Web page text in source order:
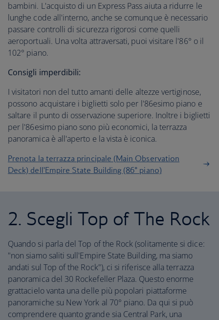
bambini. L'acquisto di un Express Pass aiuta a ridurre le
lunghe code all'interno, anche se comunque è necessario
passare controlli di sicurezza rigorosi come quelli
aeroportuali. Una volta attraversati, puoi visitare l'86° o il
102° piano.
Consigli imperdibili:
I visitatori non del tutto amanti delle altezze vertiginose,
possono acquistare i biglietti solo per l'86esimo piano e
saltare il punto di osservazione superiore. Inoltre i biglietti
per l'86esimo piano sono più economici, la terrazza
panoramica è all'aperto e la vista è iconica.
Prenota la terrazza principale (Main Observation
Deck) dell'Empire State Building (86° piano)
2. Scegli Top of The Rock
Quando si parla del Top of the Rock (solitamente si dice:
"non siamo saliti sull'Empire State Building, ma siamo
andati sul Top of the Rock"), ci si riferisce alla terrazza
panoramica del 30 Rockefeller Plaza. Questo enorme
grattacielo vanta una delle più popolari piattaforme
panoramiche su New York al 70° piano. Da qui si può
comprendere quanto grande sia Central Park, una